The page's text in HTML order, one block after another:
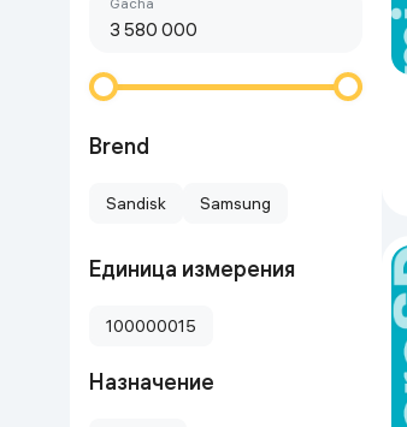
Go‘zallik va parvarish
O'yin uchun texnika
Sport tovarlari
Avtotovarlar
Bolalar buyumlari
Qurilish va ta'mirlash
Brend
Sandisk Samsung
Единица измерения
100000015
Назначение